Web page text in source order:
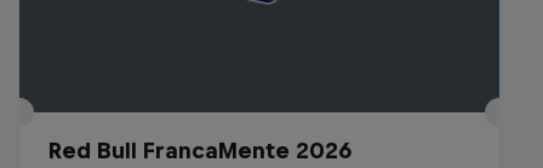
Red Bull FrancaMente 2026